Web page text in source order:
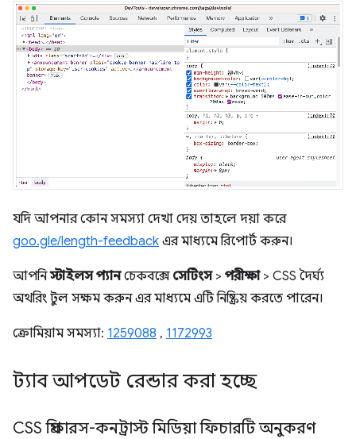
যদি আপনার কোন সমস্যা দেখা দেয় তাহলে দয়া করে
goo.gle/length-feedback এর মাধ্যমে রিপোর্ট করুন।
আপনিস্টাইলস প্যানচেকবক্সে সেটিংস> পরীক্ষা> CSS দৈর্ঘ্য
অথরিং টুল সক্ষম করুন এর মাধ্যমে এটি নিষ্ক্রিয় করতে পারেন।
ক্রোমিয়াম সমস্যা: 1259088 , 1172993
ট্যাব আপডেট রেন্ডার করা হচ্ছে
CSS প্রিফারস-কনট্রাস্ট মিডিয়া ফিচারটি অনুকরণ